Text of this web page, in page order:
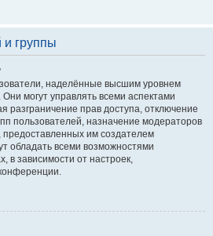
и группы
наделённые высшим уровнем
могут управлять всеми аспектами
разграничение прав доступа, отключение
пользователей, назначение модераторов
предоставленных им создателем
обладать всеми возможностями
в зависимости от настроек,